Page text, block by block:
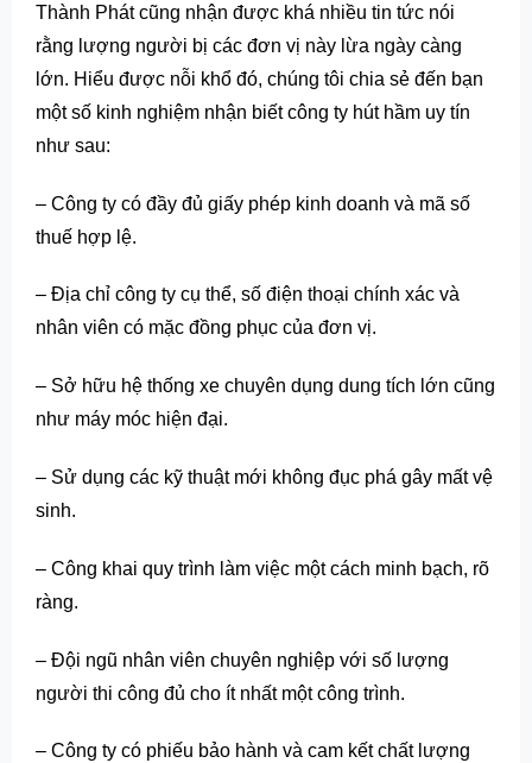
Thành Phát cũng nhận được khá nhiều tin tức nói
rằng lượng người bị các đơn vị này lừa ngày càng
lớn. Hiểu được nỗi khổ đó, chúng tôi chia sẻ đến bạn
một số kinh nghiệm nhận biết công ty hút hầm uy tín
như sau:
– Công ty có đầy đủ giấy phép kinh doanh và mã số
thuế hợp lệ.
– Địa chỉ công ty cụ thể, số điện thoại chính xác và
nhân viên có mặc đồng phục của đơn vị.
– Sở hữu hệ thống xe chuyên dụng dung tích lớn cũng
như máy móc hiện đại.
– Sử dụng các kỹ thuật mới không đục phá gây mất vệ
sinh.
– Công khai quy trình làm việc một cách minh bạch, rõ
ràng.
– Đội ngũ nhân viên chuyên nghiệp với số lượng
người thi công đủ cho ít nhất một công trình.
– Công ty có phiếu bảo hành và cam kết chất lượng